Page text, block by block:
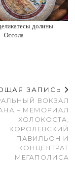
долины
Оссола
ЗАПИСЬ
ВОКЗАЛ
– МЕМОРИАЛ
ХОЛОКОСТА,
КОРОЛЕВСКИЙ
ПАВИЛЬОН И
КОНЦЕНТРАТ
МЕГАПОЛИСА